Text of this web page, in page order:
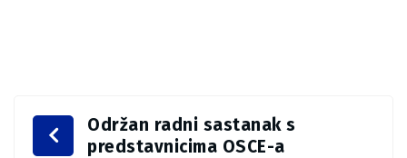
Održan radni sastanak s
predstavnicima OSCE-a